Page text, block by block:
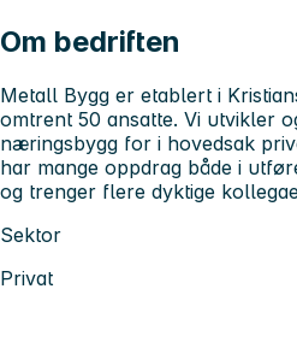
Om bedriften
Metall Bygg er etablert i
omtrent 50 ansatte. Vi utvikler
næringsbygg for i hovedsak
har mange oppdrag både i
og trenger flere dyktige
Sektor
Privat